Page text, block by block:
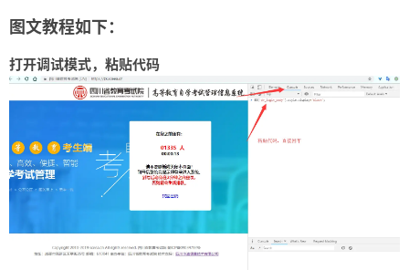
图文教程如下：
打开调试模式，粘贴代码